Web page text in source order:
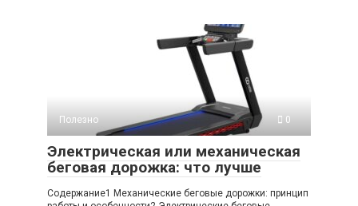
Полезно 0
Электрическая или механическая
беговая дорожка: что лучше
Содержание1 Механические беговые дорожки: принцип